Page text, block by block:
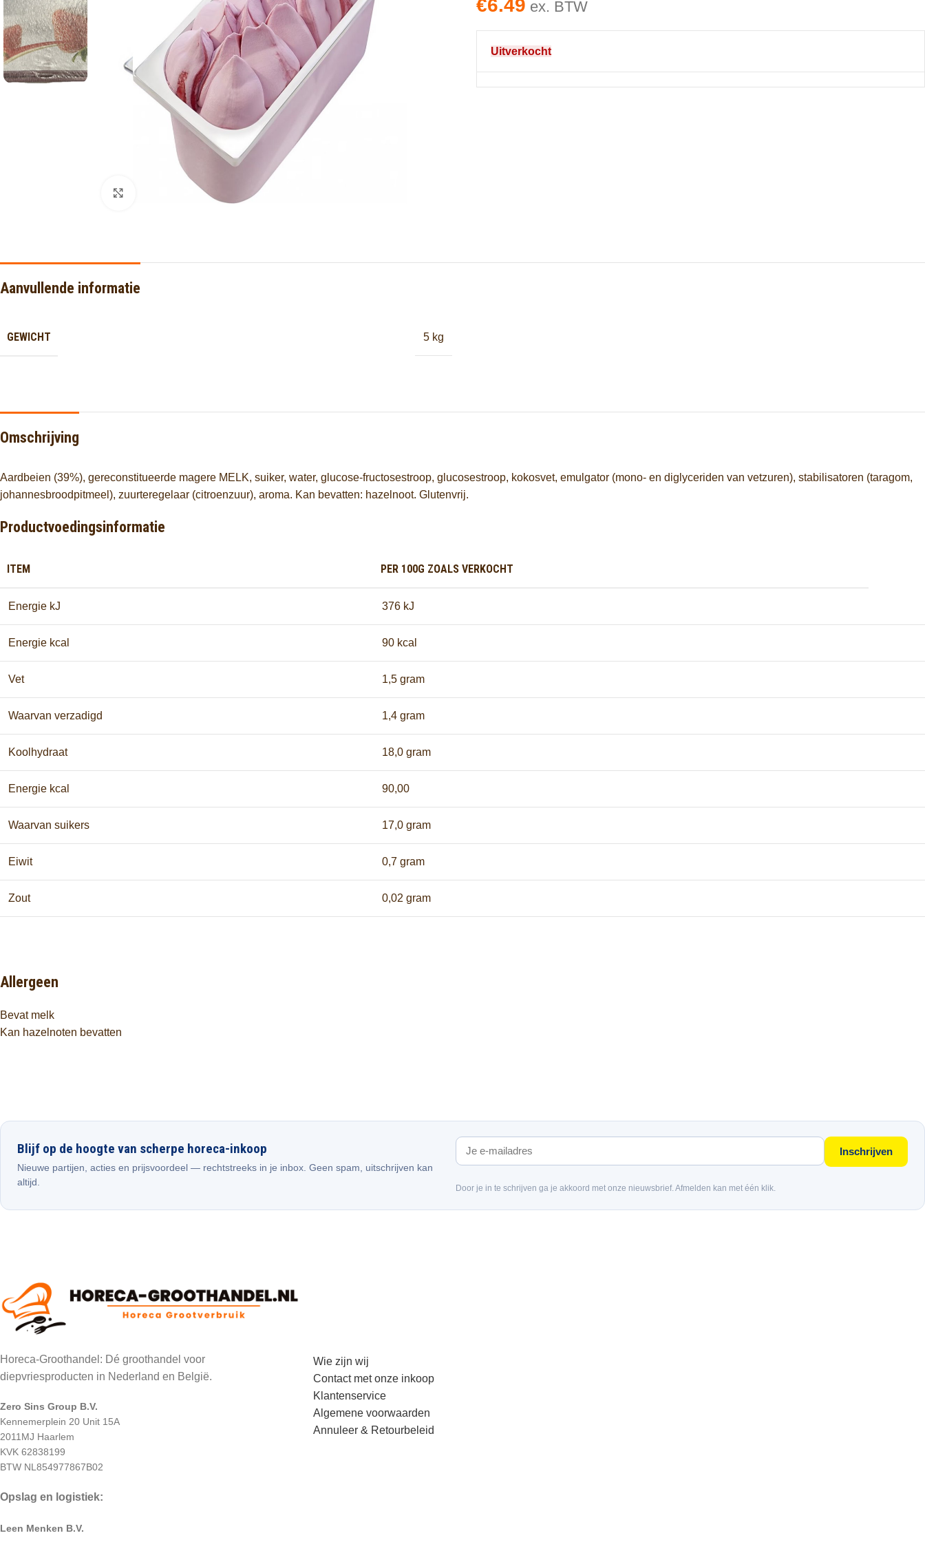
Click to enlarge
€6.49 ex. BTW
Uitverkocht
Aanvullende informatie
GEWICHT 5 kg
Omschrijving
Aardbeien (39%), gereconstitueerde magere MELK, suiker, water, glucose-fructosestroop, glucosestroop, kokosvet, emulgator (mono- en diglyceriden van vetzuren), stabilisatoren (taragom,
johannesbroodpitmeel), zuurteregelaar (citroenzuur), aroma. Kan bevatten: hazelnoot. Glutenvrij.
Productvoedingsinformatie
ITEM PER 100G ZOALS VERKOCHT
Energie kJ 376 kJ
Energie kcal 90 kcal
Vet 1,5 gram
Waarvan verzadigd 1,4 gram
Koolhydraat 18,0 gram
Energie kcal 90,00
Waarvan suikers 17,0 gram
Eiwit 0,7 gram
Zout 0,02 gram
Allergeen
Bevat melk
Kan hazelnoten bevatten
Blijf op de hoogte van scherpe horeca-inkoop
Nieuwe partijen, acties en prijsvoordeel — rechtstreeks in je inbox. Geen spam, uitschrijven kan
altijd.
Inschrijven
Door je in te schrijven ga je akkoord met onze nieuwsbrief. Afmelden kan met één klik.
Horeca-Groothandel: Dé groothandel voor
diepvriesproducten in Nederland en België.
Zero Sins Group B.V.
Kennemerplein 20 Unit 15A
2011MJ Haarlem
KVK 62838199
BTW NL854977867B02
Opslag en logistiek:
Leen Menken B.V.
Wie zijn wij
Contact met onze inkoop
Klantenservice
Algemene voorwaarden
Annuleer & Retourbeleid